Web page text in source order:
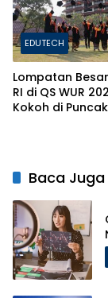
EDUTECH
Lompatan
RI di QS WUR
Kokoh di
Baca Juga